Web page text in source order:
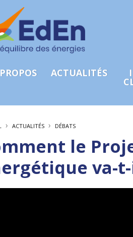
ACTUALITÉS
› ACTUALITÉS › DÉBATS
le
va-